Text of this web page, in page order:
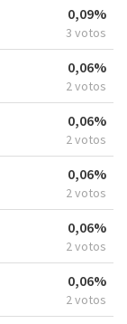
0,09%
3 votos
0,06%
2 votos
0,06%
2 votos
0,06%
2 votos
0,06%
2 votos
0,06%
2 votos